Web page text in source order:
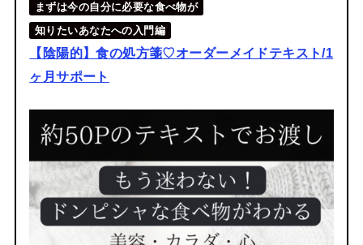
まずは今の自分に必要な食べ物が
知りたいあなたへの入門編
【陰陽的】食の処方箋♡オーダーメイドテキスト/1
ヶ月サポート